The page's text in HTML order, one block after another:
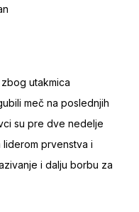
utakmica
meč na poslednjih
su pre dve nedelje
prvenstva i
i dalju borbu za